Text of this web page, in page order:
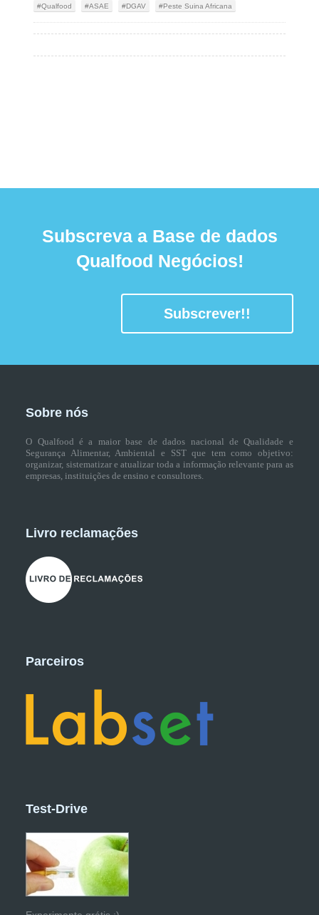
Qualfood ASAE DGAV Peste Suina Africana
Subscreva a Base de dados
Qualfood Negócios!
Subscrever!!
Sobre nós
O Qualfood é a maior base de dados nacional de Qualidade e
Segurança Alimentar, Ambiental e SST que tem como objetivo:
organizar, sistematizar e atualizar toda a informação relevante para as
empresas, instituições de ensino e consultores.
Livro reclamações
Parceiros
Test-Drive